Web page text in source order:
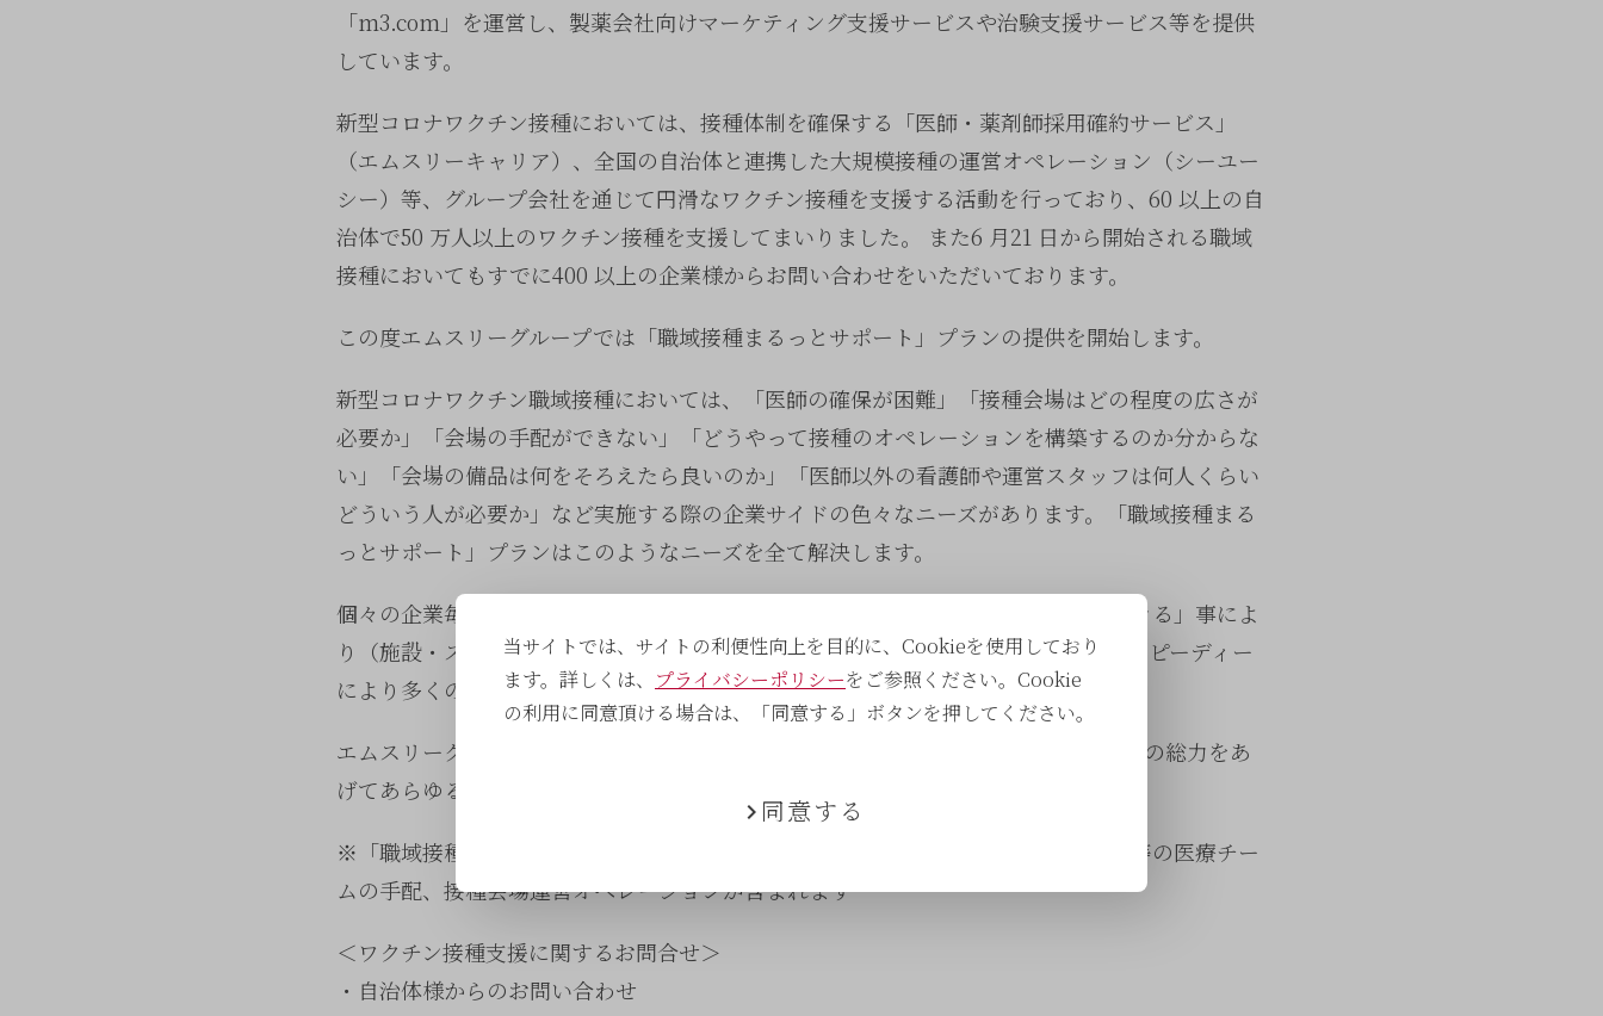
「m3.com」を運営し、製薬会社向けマーケティング支援サービスや治験支援サービス等を提供
しています。
新型コロナワクチン接種においては、接種体制を確保する「医師・薬剤師採用確約サービス」
（エムスリーキャリア）、全国の自治体と連携した大規模接種の運営オペレーション（シーユー
シー）等、グループ会社を通じて円滑なワクチン接種を支援する活動を行っており、60 以上の自
治体で50 万人以上のワクチン接種を支援してまいりました。 また6 月21 日から開始される職域
接種においてもすでに400 以上の企業様からお問い合わせをいただいております。
この度エムスリーグループでは「職域接種まるっとサポート」プランの提供を開始します。
新型コロナワクチン職域接種においては、「医師の確保が困難」「接種会場はどの程度の広さが
必要か」「会場の手配ができない」「どうやって接種のオペレーションを構築するのか分からな
い」「会場の備品は何をそろえたら良いのか」「医師以外の看護師や運営スタッフは何人くらい
どういう人が必要か」など実施する際の企業サイドの色々なニーズがあります。「職域接種まる
っとサポート」プランはこのようなニーズを全て解決します。
個々の企業毎の対応ではなく「全て揃った会場を異なった企業が日替わりで活用できる」事によ
り（施設・スタッフシェアリング）、より効率的な運営が可能になり、ワクチンがスピーディー
により多くの人に接種される事を目指してまいります。
エムスリーグループは新型コロナウイルス感染症の問題解決に向け、今後もグループの総力をあ
げてあらゆる局面で支援を行ってまいります。
※「職域接種まるっとサポート」プランには接種会場の提供のほか、医師、看護師等の医療チー
ムの手配、接種会場運営オペレーションが含まれます
＜ワクチン接種支援に関するお問合せ＞
・自治体様からのお問い合わせ
当サイトでは、サイトの利便性向上を目的に、Cookieを使用しており
ます。詳しくは、 プライバシーポリシーをご参照ください。Cookie
の利用に同意頂ける場合は、「同意する」ボタンを押してください。
同意する